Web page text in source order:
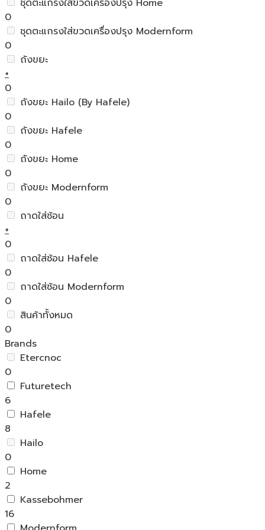
ชุดตะแกรงใส่ขวดเครื่องปรุง Home
0
ชุดตะแกรงใส่ขวดเครื่องปรุง Modernform
0
ถังขยะ
+
0
ถังขยะ Hailo (By Hafele)
0
ถังขยะ Hafele
0
ถังขยะ Home
0
ถังขยะ Modernform
0
ถาดใส่ช้อน
+
0
ถาดใส่ช้อน Hafele
0
ถาดใส่ช้อน Modernform
0
สินค้าทั้งหมด
0
Brands
Etercnoc
0
Futuretech
6
Hafele
8
Hailo
0
Home
2
Kassebohmer
16